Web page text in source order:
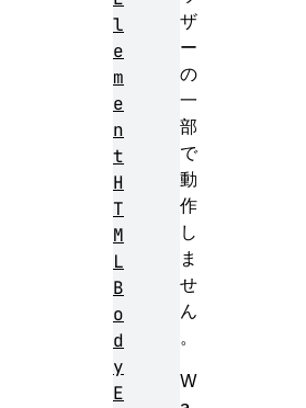
ザ
ー
の
一
部
で
動
作
し
ま
せ
ん
。
W
l
e
m
e
n
t
H
T
M
L
B
o
d
y
E